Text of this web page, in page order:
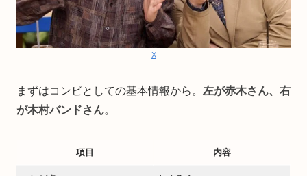
X
まずはコンビとしての基本情報から。 左が赤木さん、右
が木村バンドさん。
項目 内容